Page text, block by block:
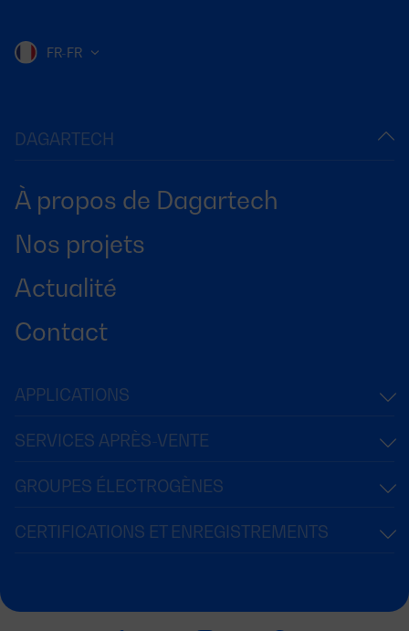
DAGARTECH
À propos de Dagartech
Nos projets
Actualité
Contact
FR-FR
APPLICATIONS
SERVICES APRÈS-VENTE
GROUPES ÉLECTROGÈNES
CERTIFICATIONS ET ENREGISTREMENTS